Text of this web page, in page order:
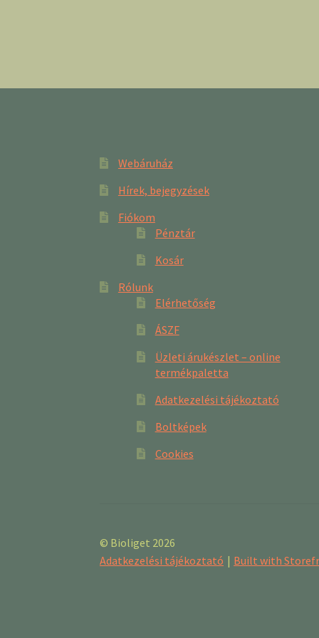
Webáruház
Hírek, bejegyzések
Fiókom
Pénztár
Kosár
Rólunk
Elérhetőség
ÁSZF
Üzleti árukészlet – online
termékpaletta
Adatkezelési tájékoztató
Boltképek
Cookies
© Bioliget 2026
Adatkezelési tájékoztató
Built with